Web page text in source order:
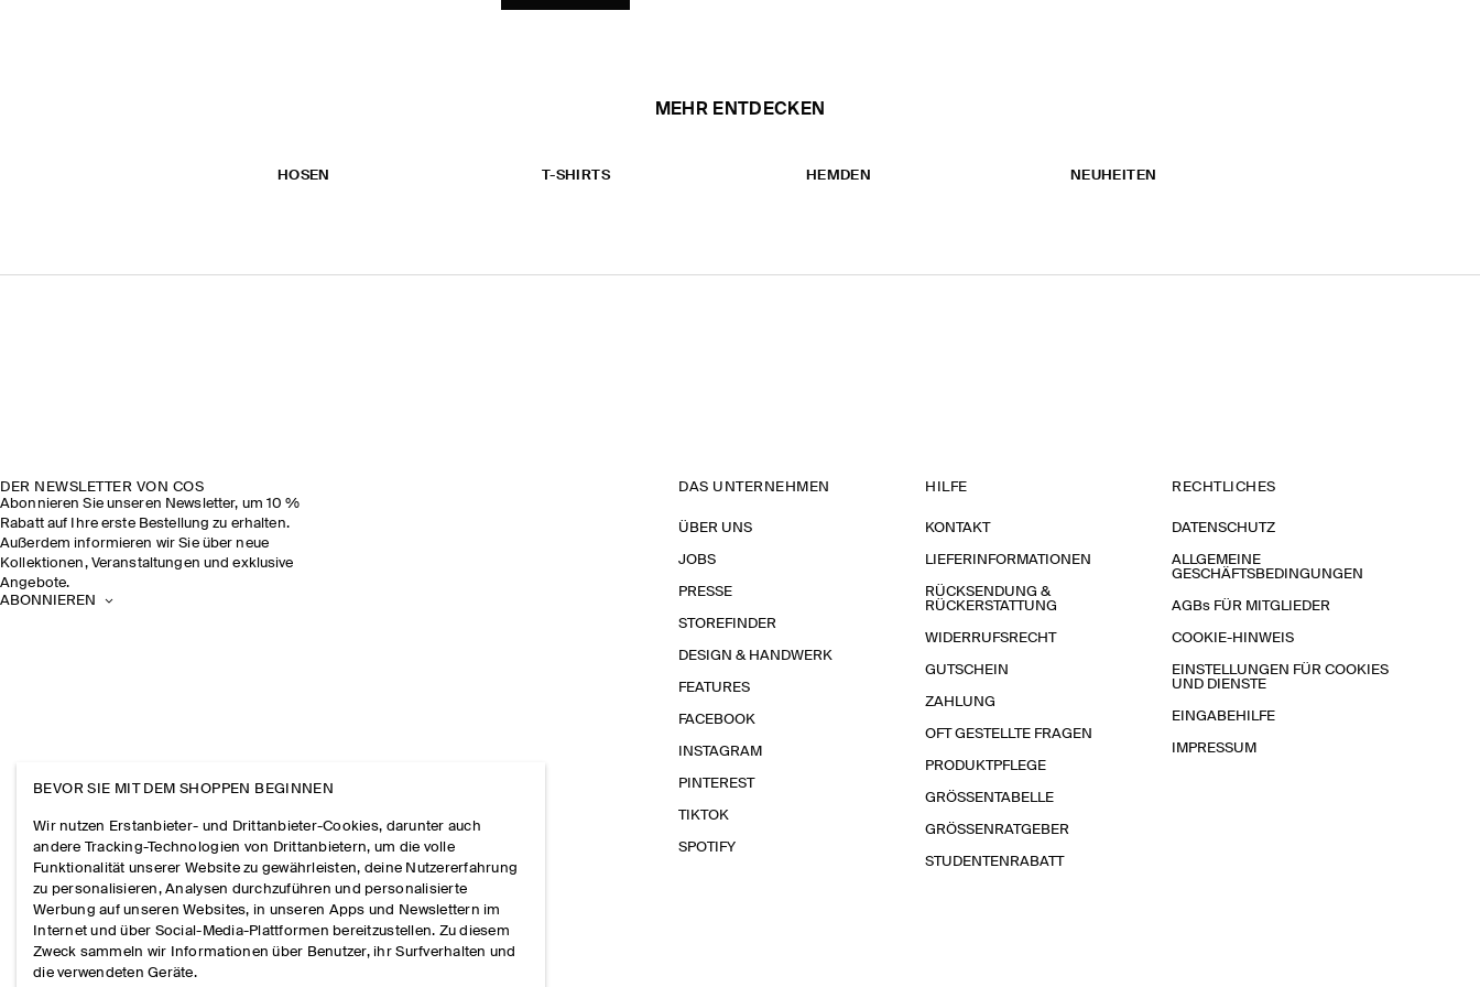
MEHR ENTDECKEN
HOSEN T-SHIRTS HEMDEN NEUHEITEN
DER NEWSLETTER VON COS
Abonnieren Sie unseren Newsletter, um 10 %
Rabatt auf Ihre erste Bestellung zu erhalten.
Außerdem informieren wir Sie über neue
Kollektionen, Veranstaltungen und exklusive
Angebote.
ABONNIEREN
DAS UNTERNEHMEN
ÜBER UNS
JOBS
PRESSE
STOREFINDER
DESIGN & HANDWERK
FEATURES
FACEBOOK
INSTAGRAM
PINTEREST
TIKTOK
SPOTIFY
HILFE
KONTAKT
LIEFERINFORMATIONEN
RÜCKSENDUNG &
RÜCKERSTATTUNG
WIDERRUFSRECHT
GUTSCHEIN
ZAHLUNG
OFT GESTELLTE FRAGEN
PRODUKTPFLEGE
GRÖSSENTABELLE
GRÖSSENRATGEBER
STUDENTENRABATT
RECHTLICHES
DATENSCHUTZ
ALLGEMEINE
GESCHÄFTSBEDINGUNGEN
AGBs FÜR MITGLIEDER
COOKIE-HINWEIS
EINSTELLUNGEN FÜR COOKIES
UND DIENSTE
EINGABEHILFE
IMPRESSUM
BEVOR SIE MIT DEM SHOPPEN BEGINNEN
Wir nutzen Erstanbieter- und Drittanbieter-Cookies, darunter auch
andere Tracking-Technologien von Drittanbietern, um die volle
Funktionalität unserer Website zu gewährleisten, deine Nutzererfahrung
zu personalisieren, Analysen durchzuführen und personalisierte
Werbung auf unseren Websites, in unseren Apps und Newslettern im
Internet und über Social-Media-Plattformen bereitzustellen. Zu diesem
Zweck sammeln wir Informationen über Benutzer, ihr Surfverhalten und
die verwendeten Geräte.